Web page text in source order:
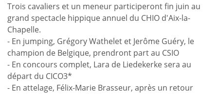
Trois cavaliers et un meneur participeront fin juin au
grand spectacle hippique annuel du CHIO d'Aix-la-
Chapelle.
- En jumping, Grégory Wathelet et Jerôme Guéry, le
champion de Belgique, prendront part au CSIO
- En concours complet, Lara de Liedekerke sera au
départ du CICO3*
- En attelage, Félix-Marie Brasseur, après un retour